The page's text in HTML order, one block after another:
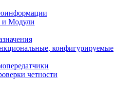
и Модули
конфигурируемые
четности